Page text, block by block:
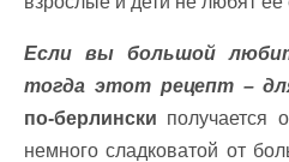
Если вы большой
тогда этот рецепт –
по-берлински получается
немного сладковатой от